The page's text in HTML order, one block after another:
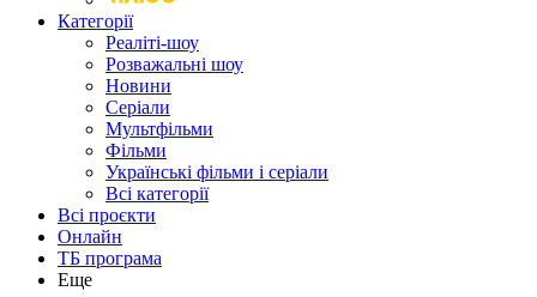
Категорії
Реаліті-шоу
Розважальні шоу
Новини
Серіали
Мультфільми
Фільми
Українські фільми і серіали
Всі категорії
Всі проєкти
Онлайн
ТБ програма
Еще